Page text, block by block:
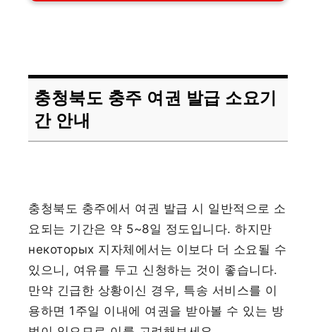
충청북도 충주 여권 발급 소요기
간 안내
충청북도 충주에서 여권 발급 시 일반적으로 소
요되는 기간은 약 5~8일 정도입니다. 하지만
некоторых 지자체에서는 이보다 더 소요될 수
있으니, 여유를 두고 신청하는 것이 좋습니다.
만약 긴급한 상황이신 경우, 특송 서비스를 이
용하면 1주일 이내에 여권을 받아볼 수 있는 방